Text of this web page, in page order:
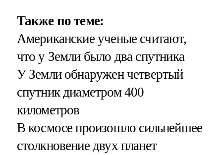
Также по теме:
Американские ученые считают,
что у Земли было два спутника
У Земли обнаружен четвертый
спутник диаметром 400
километров
В космосе произошло сильнейшее
столкновение двух планет